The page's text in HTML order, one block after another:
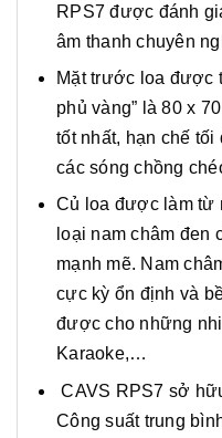
RPS7 được đánh
âm thanh chuyên
Mặt trước loa được
phủ vàng” là 80 x
tốt nhất, hạn chế
các sóng chồng
Củ loa được làm từ
loại nam châm đen
mạnh mẽ. Nam
cực kỳ ổn định và
được cho những
Karaoke,…
CAVS RPS7 sở
Công suất trung